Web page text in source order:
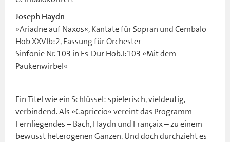
Joseph Haydn
»Ariadne auf Naxos«, Kantate für Sopran und Cembalo
Hob XXVIb:2, Fassung für Orchester
Sinfonie Nr. 103 in Es-Dur Hob.I:103 »Mit dem
Paukenwirbel«
Ein Titel wie ein Schlüssel: spielerisch, vieldeutig,
verbindend. Als »Capriccio« vereint das Programm
Fernliegendes – Bach, Haydn und Françaix – zu einem
bewusst heterogenen Ganzen. Und doch durchzieht es